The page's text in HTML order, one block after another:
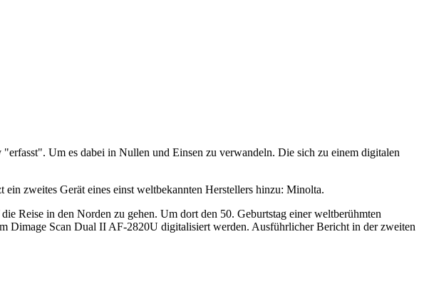
Um es dabei in Nullen und Einsen zu verwandeln. Die sich zu einem digitalen
zweites Gerät eines einst weltbekannten Herstellers hinzu: Minolta.
Reise in den Norden zu gehen. Um dort den 50. Geburtstag einer weltberühmten
Dimage Scan Dual II AF-2820U digitalisiert werden. Ausführlicher Bericht in der zweiten